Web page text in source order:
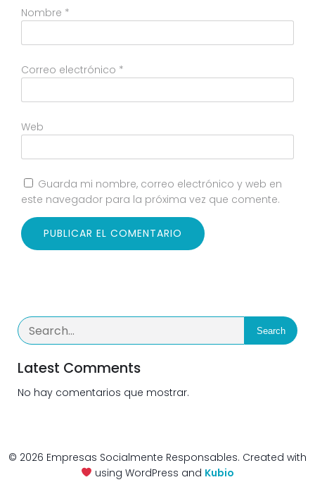
Nombre *
Correo electrónico *
Web
Guarda mi nombre, correo electrónico y web en
este navegador para la próxima vez que comente.
Search
Latest Comments
No hay comentarios que mostrar.
© 2026 Empresas Socialmente Responsables. Created with
using WordPress and Kubio